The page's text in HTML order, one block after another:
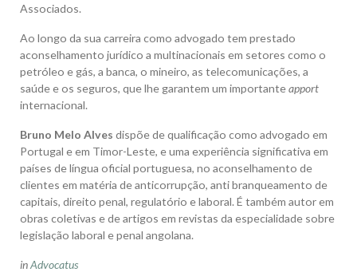
Associados.
Ao longo da sua carreira como advogado tem prestado
aconselhamento jurídico a multinacionais em setores como o
petróleo e gás, a banca, o mineiro, as telecomunicações, a
saúde e os seguros, que lhe garantem um importanteapport
internacional.
Bruno Melo Alves dispõe de qualificação como advogado em
Portugal e em Timor-Leste, e uma experiência significativa em
países de língua oficial portuguesa, no aconselhamento de
clientes em matéria de anticorrupção, anti branqueamento de
capitais, direito penal, regulatório e laboral. É também autor em
obras coletivas e de artigos em revistas da especialidade sobre
legislação laboral e penal angolana.
inAdvocatus